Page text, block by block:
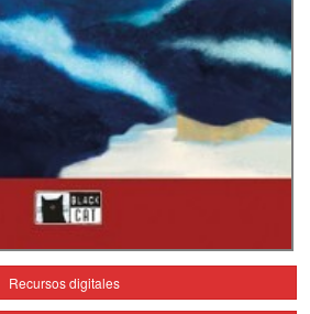
Recursos digitales